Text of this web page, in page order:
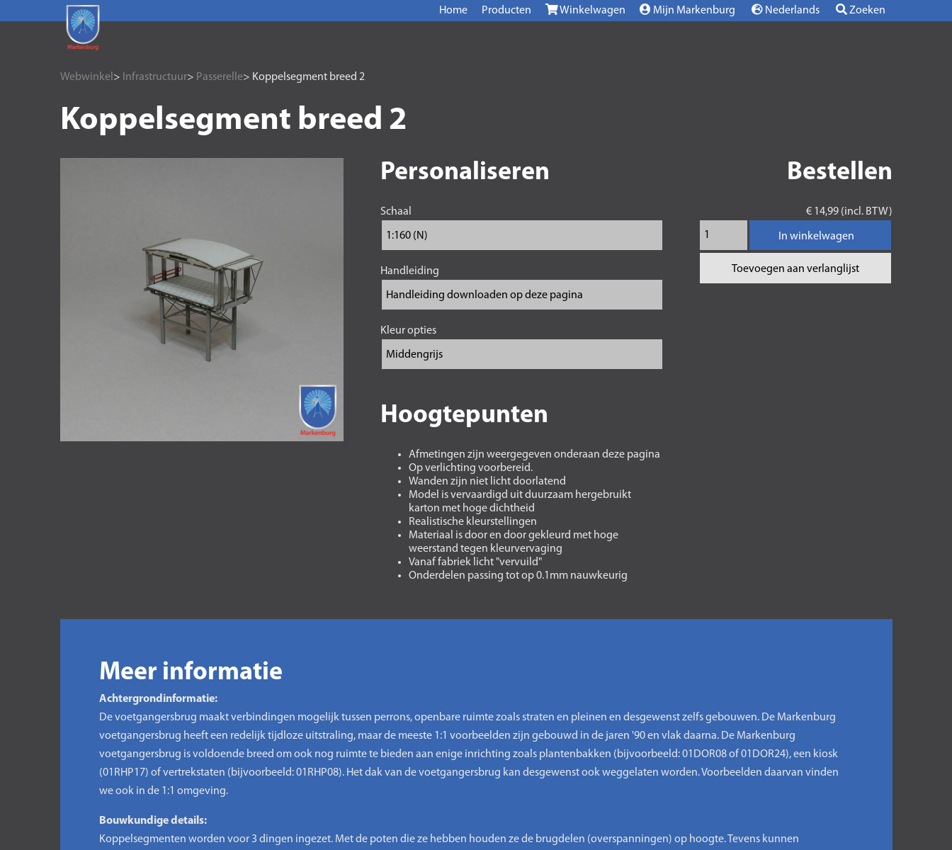
Home Producten Winkelwagen Mijn Markenburg Nederlands Zoeken
Webwinkel > Infrastructuur> Passerelle> Koppelsegment breed 2
Koppelsegment breed 2
Personaliseren
Schaal
Handleiding
Kleur opties
Hoogtepunten
Afmetingen zijn weergegeven onderaan deze pagina
Op verlichting voorbereid.
Wanden zijn niet licht doorlatend
Model is vervaardigd uit duurzaam hergebruikt
karton met hoge dichtheid
Realistische kleurstellingen
Materiaal is door en door gekleurd met hoge
weerstand tegen kleurvervaging
Vanaf fabriek licht "vervuild"
Onderdelen passing tot op 0.1mm nauwkeurig
Bestellen
€ 14,99 (incl. BTW)
In winkelwagen
Toevoegen aan verlanglijst
Meer informatie
Achtergrondinformatie:
De voetgangersbrug maakt verbindingen mogelijk tussen perrons, openbare ruimte zoals straten en pleinen en desgewenst zelfs gebouwen. De Markenburg
voetgangersbrug heeft een redelijk tijdloze uitstraling, maar de meeste 1:1 voorbeelden zijn gebouwd in de jaren '90 en vlak daarna. De Markenburg
voetgangersbrug is voldoende breed om ook nog ruimte te bieden aan enige inrichting zoals plantenbakken (bijvoorbeeld: 01DOR08 of 01DOR24), een kiosk
(01RHP17) of vertrekstaten (bijvoorbeeld: 01RHP08). Het dak van de voetgangersbrug kan desgewenst ook weggelaten worden. Voorbeelden daarvan vinden
we ook in de 1:1 omgeving.
Bouwkundige details:
Koppelsegmenten worden voor 3 dingen ingezet. Met de poten die ze hebben houden ze de brugdelen (overspanningen) op hoogte. Tevens kunnen